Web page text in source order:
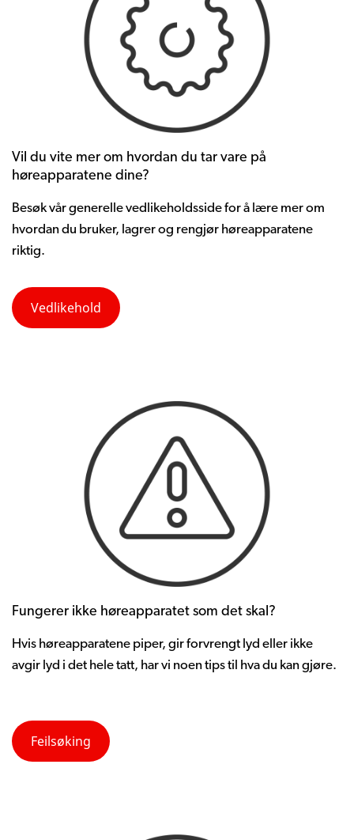
Vil du vite mer om hvordan du tar vare på
høreapparatene dine?
Besøkvårgenerellevedlikeholdssidefor å lære merom
hvordandu bruker, lagrerog rengjør høreapparatene
riktig.
Vedlikehold
Fungerer ikke høreapparatet som det skal?
Hvis høreapparatene piper, girforvrengt lyd eller ikke
avgir lyd i det hele tatt, harvi noentipstil hvadu kangjøre.
Feilsøking